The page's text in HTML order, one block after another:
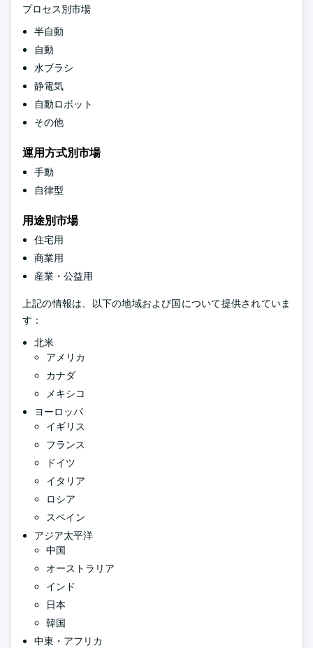
プロセス別市場
半自動
自動
水ブラシ
静電気
自動ロボット
その他
運用方式別市場
手動
自律型
用途別市場
住宅用
商業用
産業・公益用
上記の情報は、以下の地域および国について提供されていま
す：
北米
アメリカ
カナダ
メキシコ
ヨーロッパ
イギリス
フランス
ドイツ
イタリア
ロシア
スペイン
アジア太平洋
中国
オーストラリア
インド
日本
韓国
中東・アフリカ